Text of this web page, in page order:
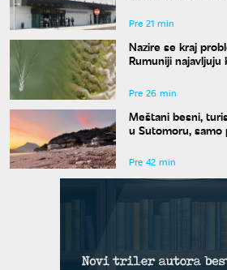
Pre 21 min
Nazire se kraj
Rumuniji
Pre 26 min
Meštani besni,
u Sutomoru, samo
Pre 42 min